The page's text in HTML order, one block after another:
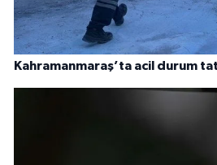
Kahramanmaraş’ta acil durum